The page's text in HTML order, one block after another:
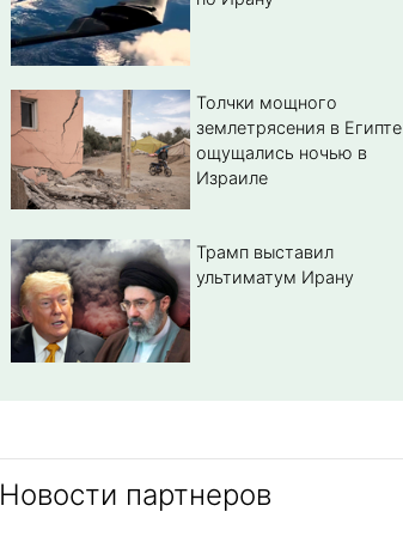
Толчки мощного
землетрясения в Египте
ощущались ночью в
Израиле
Трамп выставил
ультиматум Ирану
Новости партнеров